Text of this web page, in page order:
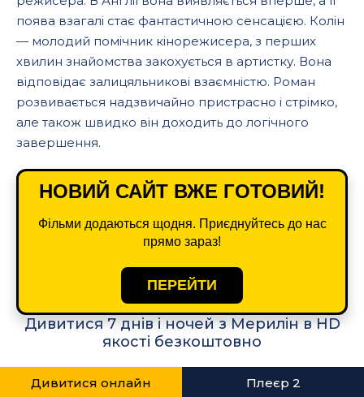
поява взагалі стає фантастичною сенсацією. Колін
— молодий помічник кінорежисера, з перших
хвилин знайомства закохується в артистку. Вона
відповідає залицяльникові взаємністю. Роман
розвивається надзвичайно пристрасно і стрімко,
але також швидко він доходить до логічного
завершення.
НОВИЙ САЙТ ВЖЕ ГОТОВИЙ!
Фільми додаються щодня. Приєднуйтесь до нас
прямо зараз!
ПЕРЕЙТИ
Дивитися 7 днів і ночей з Мерилін в HD
якості безкоштовно
Дивитися онлайн Плеєр 2